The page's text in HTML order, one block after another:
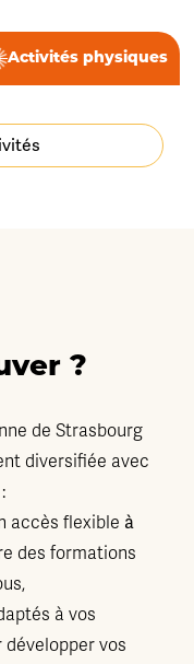
?
de Strasbourg
diversifiée avec
accès flexible à
des formations
à vos
développer vos